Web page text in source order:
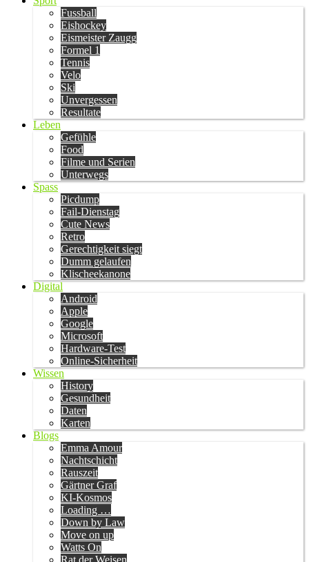
Fussball
Eishockey
Eismeister Zaugg
Formel 1
Tennis
Velo
Ski
Unvergessen
Resultate
Leben
Gefühle
Food
Filme und Serien
Unterwegs
Spass
Picdump
Fail-Dienstag
Cute News
Retro
Gerechtigkeit siegt
Dumm gelaufen
Klischeekanone
Digital
Android
Apple
Google
Microsoft
Hardware-Test
Online-Sicherheit
Wissen
History
Gesundheit
Daten
Karten
Blogs
Emma Amour
Nachtschicht
Rauszeit
Gärtner Graf
KI-Kosmos
Loading …
Down by Law
Move on up
Watts On
Rat der Weisen